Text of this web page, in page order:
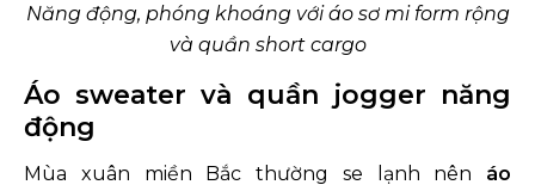
Năng động, phóng khoáng với áo sơ mi form rộng
và quần short cargo
Áo sweater và quần jogger năng
động
Mùa xuân miền Bắc thường se lạnh nên áo